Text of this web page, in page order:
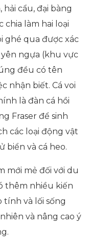
cẩu, đại bàng
chia làm hai loại
ghé qua được xác
ngựa (khu vực
đều có tên
nhận biết. Cá voi
là đàn cá hồi
Fraser để sinh
các loại động vật
biển và cá heo.
mới mẻ đối với du
thêm nhiều kiến
tính và lối sống
và nâng cao ý